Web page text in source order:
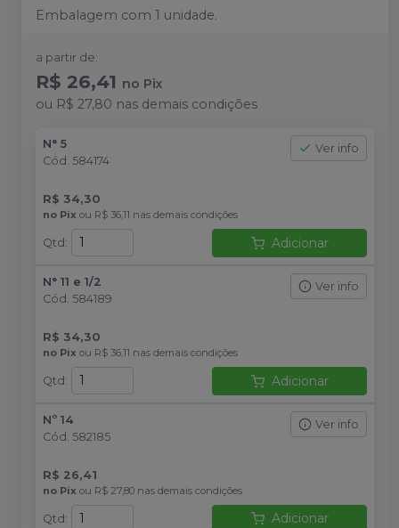
Embalagem com 1 unidade.
a partir de:
R$ 26,41 no Pix
ou R$ 27,80 nas demais condições
N° 5
Cód. 584174
Ver info
R$ 34,30
no Pix ou R$ 36,11 nas demais condições
Qtd : Adicionar
N° 11 e 1/2
Cód. 584189
Ver info
R$ 34,30
no Pix ou R$ 36,11 nas demais condições
Qtd : Adicionar
Nº 14
Cód. 582185
Ver info
R$ 26,41
no Pix ou R$ 27,80 nas demais condições
Qtd: Adicionar